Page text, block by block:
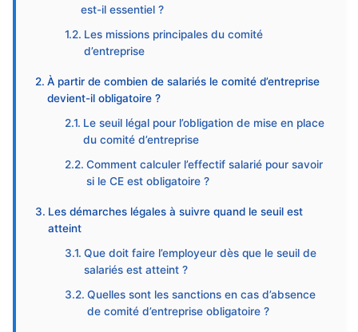
est-il essentiel ?
Les missions principales du comité
d’entreprise
À partir de combien de salariés le comité d’entreprise
devient-il obligatoire ?
Le seuil légal pour l’obligation de mise en place
du comité d’entreprise
Comment calculer l’effectif salarié pour savoir
si le CE est obligatoire ?
Les démarches légales à suivre quand le seuil est
atteint
Que doit faire l’employeur dès que le seuil de
salariés est atteint ?
Quelles sont les sanctions en cas d’absence
de comité d’entreprise obligatoire ?